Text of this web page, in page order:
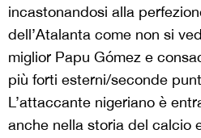
incastonandosi alla
dell’Atalanta come non si
miglior Papu Gómez e
più forti esterni/seconde
L’attaccante nigeriano è
anche nella storia del calcio